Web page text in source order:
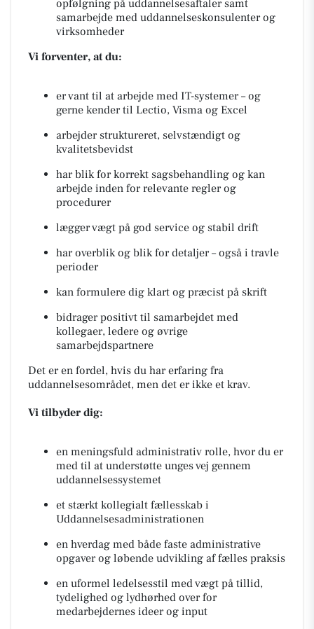
opfølgning på uddannelsesaftaler samt
samarbejde med uddannelseskonsulenter og
virksomheder
Vi forventer, at du:
er vant til at arbejde med IT-systemer – og
gerne kender til Lectio, Visma og Excel
arbejder struktureret, selvstændigt og
kvalitetsbevidst
har blik for korrekt sagsbehandling og kan
arbejde inden for relevante regler og
procedurer
lægger vægt på god service og stabil drift
har overblik og blik for detaljer – også i travle
perioder
kan formulere dig klart og præcist på skrift
bidrager positivt til samarbejdet med
kollegaer, ledere og øvrige
samarbejdspartnere
Det er en fordel, hvis du har erfaring fra
uddannelsesområdet, men det er ikke et krav.
Vi tilbyder dig:
en meningsfuld administrativ rolle, hvor du er
med til at understøtte unges vej gennem
uddannelsessystemet
et stærkt kollegialt fællesskab i
Uddannelsesadministrationen
en hverdag med både faste administrative
opgaver og løbende udvikling af fælles praksis
en uformel ledelsesstil med vægt på tillid,
tydelighed og lydhørhed over for
medarbejdernes ideer og input